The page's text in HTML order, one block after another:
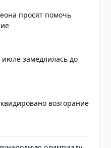
просят помочь
замедлилась до
возгорание